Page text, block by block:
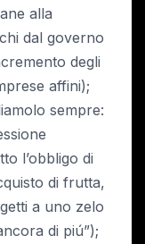
alla
dal governo
degli
affini);
sempre:
l’obbligo di
di frutta,
a uno zelo
di piú”);